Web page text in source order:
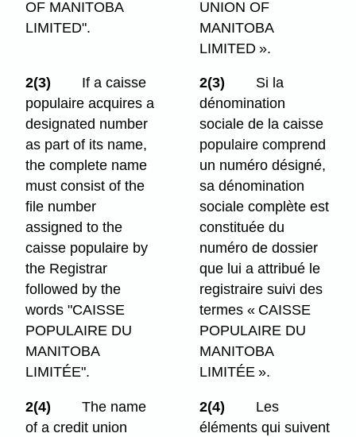
OF MANITOBA
LIMITED".
UNION OF
MANITOBA
LIMITED ».
2(3)
If a caisse
populaire acquires a
designated number
as part of its name,
the complete name
must consist of the
file number
assigned to the
caisse populaire by
the Registrar
followed by the
words "CAISSE
POPULAIRE DU
MANITOBA
LIMITÉE".
2(3)
Si la
dénomination
sociale de la caisse
populaire comprend
un numéro désigné,
sa dénomination
sociale complète est
constituée du
numéro de dossier
que lui a attribué le
registraire suivi des
termes « CAISSE
POPULAIRE DU
MANITOBA
LIMITÉE ».
2(4)
The name
of a credit union
2(4)
Les
éléments qui suivent